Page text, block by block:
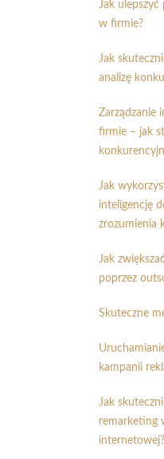
Jak
w firmie?
Jak
analizę
Zarządzanie
firmie – jak
Jak
inteligencję
zrozumienia
Jak
poprzez
Skuteczne
kampanii
Jak
remarketing
internetowej?